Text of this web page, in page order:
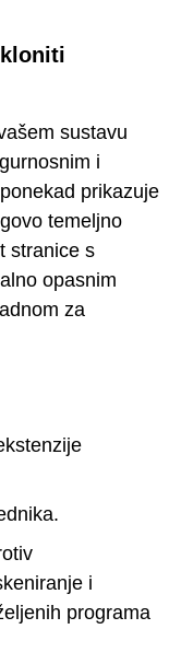
sustavu
i
prikazuje
temeljno
stranice s
opasnim
za
i
programa